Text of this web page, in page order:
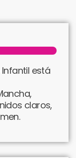
está
claros,